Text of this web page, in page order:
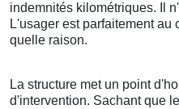
indemnités kilométriques. Il
L'usager est parfaitement
quelle raison.
La structure met un point
d'intervention. Sachant que